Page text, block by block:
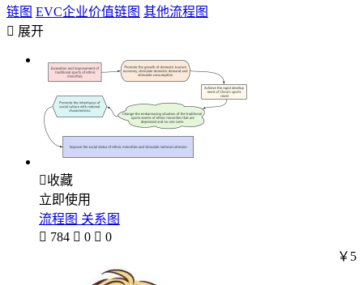
链图 EVC企业价值链图 其他流程图
 展开
收藏
立即使用
流程图 关系图
 784  0  0
￥5